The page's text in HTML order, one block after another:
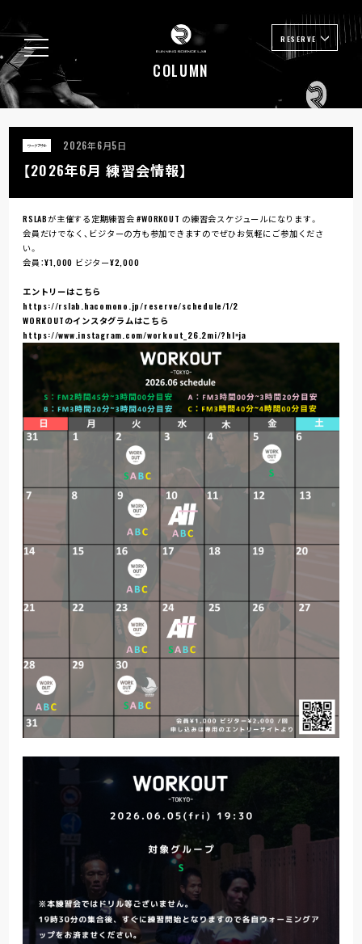
RESERVE
COLUMN
ワークアウト 2026年6月5日
【2026年6月 練習会情報】
RSLABが主催する定期練習会 #WORKOUT の練習会スケジュールになります。
会員だけでなく、ビジターの方も参加できますのでぜひお気軽にご参加くださ
い。
会員：¥1,000 ビジター¥2,000
エントリーはこちら
https://rslab.hacomono.jp/reserve/schedule/1/2
WORKOUTのインスタグラムはこちら
https://www.instagram.com/workout_26.2mi/?hl=ja